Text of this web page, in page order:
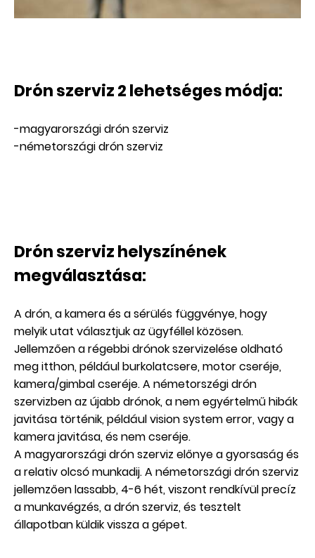
Drón szerviz 2 lehetséges módja:
-magyarországi drón szerviz
-németországi drón szerviz
Drón szerviz helyszínének
megválasztása:
A drón, a kamera és a sérülés függvénye, hogy
melyik utat választjuk az ügyféllel közösen.
Jellemzően a régebbi drónok szervizelése oldható
meg itthon, például burkolatcsere, motor cseréje,
kamera/gimbal cseréje. A németorszégi drón
szervizben az újabb drónok, a nem egyértelmű hibák
javitása történik, például vision system error, vagy a
kamera javitása, és nem cseréje.
A magyarországi drón szerviz előnye a gyorsaság és
a relativ olcsó munkadij. A németországi drón szerviz
jellemzően lassabb, 4-6 hét, viszont rendkívül precíz
a munkavégzés, a drón szerviz, és tesztelt
állapotban küldik vissza a gépet.